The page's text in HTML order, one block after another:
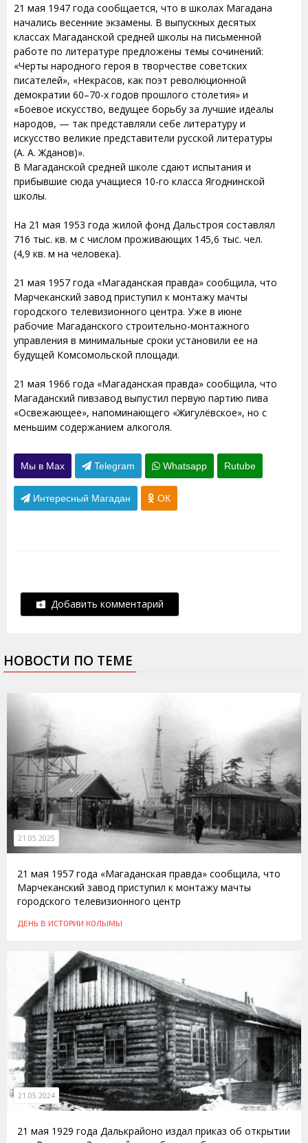
21 мая 1947 года сообщается, что в школах Магадана
начались весенние экзамены. В выпускных десятых
классах Магаданской средней школы на письменной
работе по литературе предложены темы сочинений:
«Черты народного героя в творчестве советских
писателей», «Некрасов, как поэт революционной
демократии 60–70-х годов прошлого столетия» и
«Боевое искусство, ведущее борьбу за лучшие идеалы
народов, — так представляли себе литературу и
искусство великие представители русской литературы
(А. А. Жданов)».
В Магаданской средней школе сдают испытания и
прибывшие сюда учащиеся 10-го класса Ягоднинской
школы.
На 21 мая 1953 года жилой фонд Дальстроя составлял
716 тыс. кв. м с числом проживающих 145,6 тыс. чел.
(4,9 кв. м на человека).
21 мая 1957 года «Магаданская правда» сообщила, что
Марчеканский завод приступил к монтажу мачты
городского телевизионного центра. Уже в июне
рабочие Магаданского строительно-монтажного
управления в минимальные сроки установили ее на
будущей Комсомольской площади.
21 мая 1966 года «Магаданская правда» сообщила, что
Магаданский пивзавод выпустил первую партию пива
«Освежающее», напоминающего «Жигулёвское», но с
меньшим содержанием алкоголя.
Мы в Max Telegram Whatsapp Rutube
Интересный Магадан ОК
Добавить комментарий
НОВОСТИ ПО ТЕМЕ
21.05.2025
21 мая 1957 года «Магаданская правда» сообщила, что
Марчеканский завод приступил к монтажу мачты
городского телевизионного центр
ДЕНЬ В ИСТОРИИ КОЛЫМЫ
21.05.2024
21 мая 1929 года Далькрайоно издал приказ об открытии